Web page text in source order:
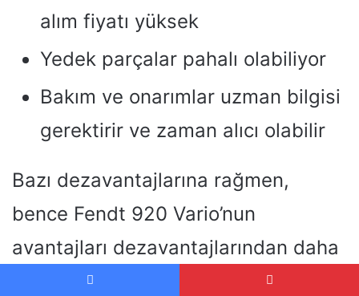
alım fiyatı yüksek
Yedek parçalar pahalı olabiliyor
Bakım ve onarımlar uzman bilgisi
gerektirir ve zaman alıcı olabilir
Bazı dezavantajlarına rağmen,
bence Fendt 920 Vario’nun
avantajları dezavantajlarından daha
ağır basıyor. Performansı, konforu